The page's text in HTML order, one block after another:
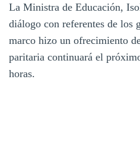
La Ministra de Educación,
diálogo con referentes de los
marco hizo un ofrecimiento
paritaria continuará el
horas.